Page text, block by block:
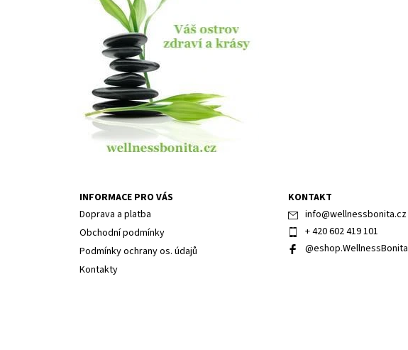
INFORMACE PRO VÁS
Doprava a platba
Obchodní podmínky
Podmínky ochrany os. údajů
Kontakty
KONTAKT
info@wellnessbonita.cz
+ 420 602 419 101
@eshop.WellnessBonita